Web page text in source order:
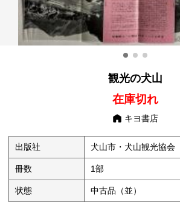
観光の犬山
在庫切れ
キヨ書店
出版社 犬山市・犬山観光協会
冊数 1部
状態 中古品（並）